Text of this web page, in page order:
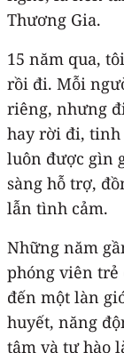
Thương Gia.
15 năm qua,
rồi đi. Mỗi
riêng, nhưng
hay rời đi, tinh
luôn được gìn
sàng hỗ trợ,
lẫn tình cảm.
Những năm
phóng viên trẻ
đến một làn
huyết, năng
tâm và tự hào